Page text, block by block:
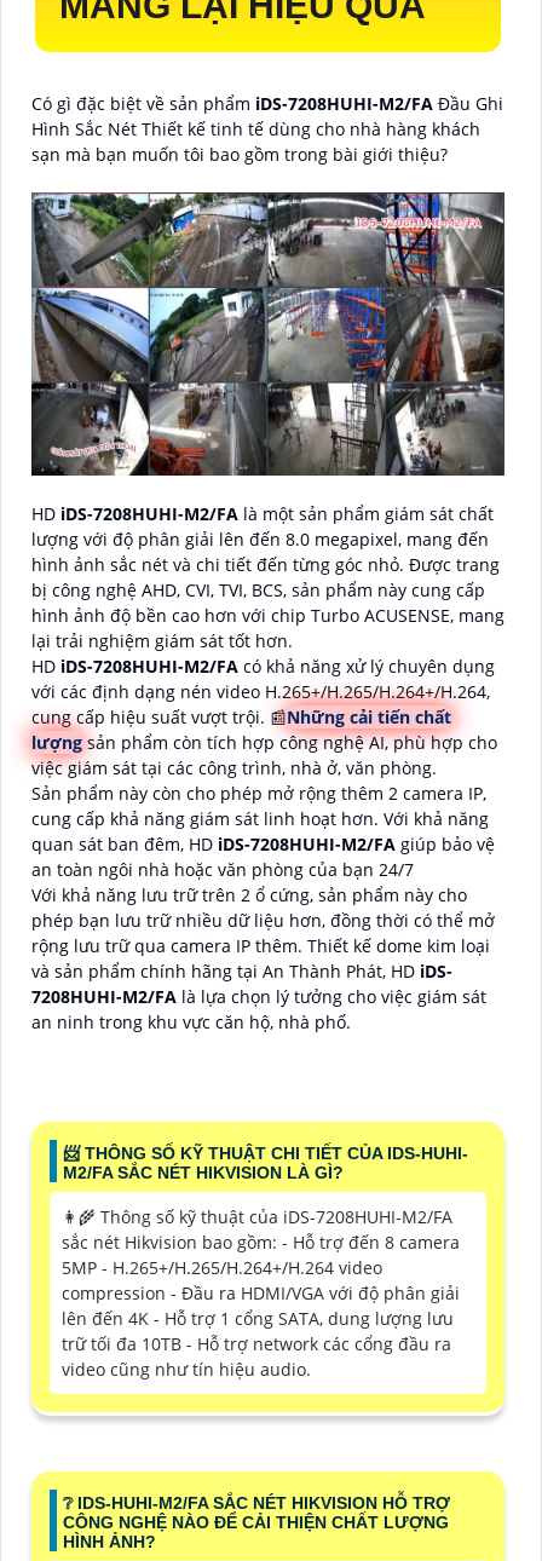
Có gì đặc biệt về sản phẩm iDS-7208HUHI-M2/FA Đầu Ghi
Hình Sắc Nét Thiết kế tinh tế dùng cho nhà hàng khách
sạn mà bạn muốn tôi bao gồm trong bài giới thiệu?
HD iDS-7208HUHI-M2/FA là một sản phẩm giám sát chất
lượng với độ phân giải lên đến 8.0 megapixel, mang đến
hình ảnh sắc nét và chi tiết đến từng góc nhỏ. Được trang
bị công nghệ AHD, CVI, TVI, BCS, sản phẩm này cung cấp
hình ảnh độ bền cao hơn với chip Turbo ACUSENSE, mang
lại trải nghiệm giám sát tốt hơn.
HD iDS-7208HUHI-M2/FA có khả năng xử lý chuyên dụng
với các định dạng nén video H.265+/H.265/H.264+/H.264,
cung cấp hiệu suất vượt trội. 📰Những cải tiến chất
lượng sản phẩm còn tích hợp công nghệ AI, phù hợp cho
việc giám sát tại các công trình, nhà ở, văn phòng.
Sản phẩm này còn cho phép mở rộng thêm 2 camera IP,
cung cấp khả năng giám sát linh hoạt hơn. Với khả năng
quan sát ban đêm, HD iDS-7208HUHI-M2/FA giúp bảo vệ
an toàn ngôi nhà hoặc văn phòng của bạn 24/7
Với khả năng lưu trữ trên 2 ổ cứng, sản phẩm này cho
phép bạn lưu trữ nhiều dữ liệu hơn, đồng thời có thể mở
rộng lưu trữ qua camera IP thêm. Thiết kế dome kim loại
và sản phẩm chính hãng tại An Thành Phát, HD iDS-
7208HUHI-M2/FA là lựa chọn lý tưởng cho việc giám sát
an ninh trong khu vực căn hộ, nhà phố.
📨 THÔNG SỐ KỸ THUẬT CHI TIẾT CỦA IDS-HUHI-
M2/FA SẮC NÉT HIKVISION LÀ GÌ?
👩‍🌾 Thông số kỹ thuật của iDS-7208HUHI-M2/FA
sắc nét Hikvision bao gồm: - Hỗ trợ đến 8 camera
5MP - H.265+/H.265/H.264+/H.264 video
compression - Đầu ra HDMI/VGA với độ phân giải
lên đến 4K - Hỗ trợ 1 cổng SATA, dung lượng lưu
trữ tối đa 10TB - Hỗ trợ network các cổng đầu ra
video cũng như tín hiệu audio.
❔ IDS-HUHI-M2/FA SẮC NÉT HIKVISION HỖ TRỢ
CÔNG NGHỆ NÀO ĐỂ CẢI THIỆN CHẤT LƯỢNG
HÌNH ẢNH?